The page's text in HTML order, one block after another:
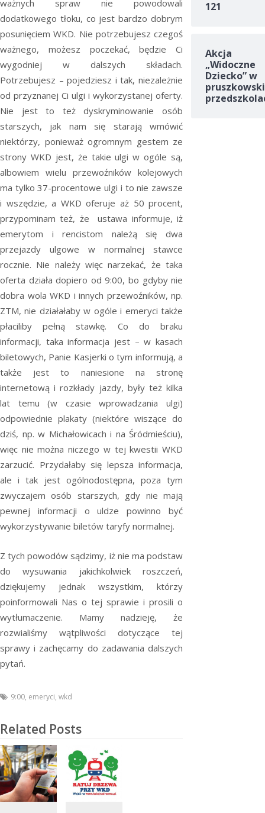
ważnych spraw nie powodowali
dodatkowego tłoku, co jest bardzo dobrym
posunięciem WKD. Nie potrzebujesz czegoś
ważnego, możesz poczekać, będzie Ci
wygodniej w dalszych składach.
Potrzebujesz – pojedziesz i tak, niezależnie
od przyznanej Ci ulgi i wykorzystanej oferty.
Nie jest to też dyskryminowanie osób
starszych, jak nam się starają wmówić
niektórzy, ponieważ ogromnym gestem ze
strony WKD jest, że takie ulgi w ogóle są,
albowiem wielu przewoźników kolejowych
ma tylko 37-procentowe ulgi i to nie zawsze
i wszędzie, a WKD oferuje aż 50 procent,
przypominam też, że ustawa informuje, iż
emerytom i rencistom należą się dwa
przejazdy ulgowe w normalnej stawce
rocznie. Nie należy więc narzekać, że taka
oferta działa dopiero od 9:00, bo gdyby nie
dobra wola WKD i innych przewoźników, np.
ZTM, nie działałaby w ogóle i emeryci także
płaciliby pełną stawkę. Co do braku
informacji, taka informacja jest – w kasach
biletowych, Panie Kasjerki o tym informują, a
także jest to naniesione na stronę
internetową i rozkłady jazdy, były też kilka
lat temu (w czasie wprowadzania ulgi)
odpowiednie plakaty (niektóre wiszące do
dziś, np. w Michałowicach i na Śródmieściu),
więc nie można niczego w tej kwestii WKD
zarzucić. Przydałaby się lepsza informacja,
ale i tak jest ogólnodostępna, poza tym
zwyczajem osób starszych, gdy nie mają
pewnej informacji o uldze powinno być
wykorzystywanie biletów taryfy normalnej.
Z tych powodów sądzimy, iż nie ma podstaw
do wysuwania jakichkolwiek roszczeń,
dziękujemy jednak wszystkim, którzy
poinformowali Nas o tej sprawie i prosili o
wytłumaczenie. Mamy nadzieję, że
rozwialiśmy wątpliwości dotyczące tej
sprawy i zachęcamy do zadawania dalszych
pytań.
9:00, emeryci, wkd
Related Posts
121
Akcja
„Widoczne
Dziecko” w